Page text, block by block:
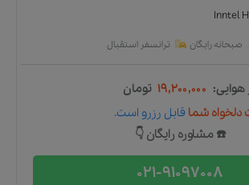
Inntel
صبحانه رایگان ترانسفر استقبال
۱۹,۲۰۰,۰۰۰ تومان
دلخواه شما قابل رزرو است.
☎️ مشاوره رایگان 👇
021-91097008